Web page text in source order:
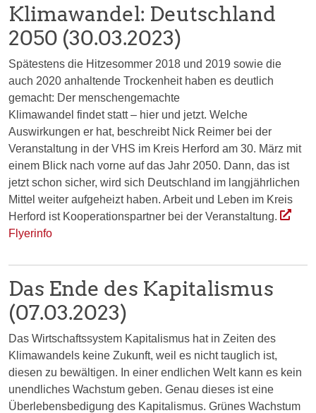
Klimawandel: Deutschland
2050 (30.03.2023)
Spätestens die Hitzesommer 2018 und 2019 sowie die
auch 2020 anhaltende Trockenheit haben es deutlich
gemacht: Der menschengemachte
Klimawandel findet statt – hier und jetzt. Welche
Auswirkungen er hat, beschreibt Nick Reimer bei der
Veranstaltung in der VHS im Kreis Herford am 30. März mit
einem Blick nach vorne auf das Jahr 2050. Dann, das ist
jetzt schon sicher, wird sich Deutschland im langjährlichen
Mittel weiter aufgeheizt haben. Arbeit und Leben im Kreis
Herford ist Kooperationspartner bei der Veranstaltung.
Flyerinfo
Das Ende des Kapitalismus
(07.03.2023)
Das Wirtschaftssystem Kapitalismus hat in Zeiten des
Klimawandels keine Zukunft, weil es nicht tauglich ist,
diesen zu bewältigen. In einer endlichen Welt kann es kein
unendliches Wachstum geben. Genau dieses ist eine
Überlebensbedigung des Kapitalismus. Grünes Wachstum